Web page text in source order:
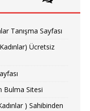
Tanışma Sayfası
Ücretsiz
Bulma Sitesi
) Sahibinden